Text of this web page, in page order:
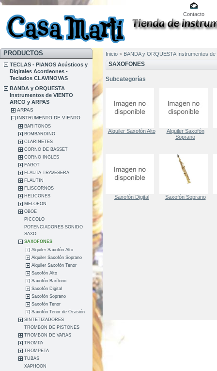
Contacto
PRODUCTOS
TECLAS - PIANOS Acústicos y
Digitales Acordeones -
Teclados CLAVINOVAS
BANDA y ORQUESTA
Instrumentos de VIENTO
ARCO y ARPAS
ARPAS
INSTRUMENTO DE VIENTO
BARITONOS
BOMBARDINO
CLARINETES
CORNO DE BASSET
CORNO INGLES
FAGOT
FLAUTA TRAVESERA
FLAUTIN
FLISCORNOS
HELICONES
MELOFON
OBOE
PICCOLO
POTENCIADORES SONIDO
SAXO
SAXOFONES
Alquiler Saxofón Alto
Alquiler Saxofón Soprano
Alquiler Saxofón Tenor
Saxofón Alto
Saxofón Barítono
Saxofón Digital
Saxofón Soprano
Saxofón Tenor
Saxofón Tenor de Ocasión
SINTETIZADORES
TROMBON DE PISTONES
TROMBON DE VARAS
TROMPA
TROMPETA
TUBAS
XAPHOON
Inicio > BANDA y ORQUESTA Instrumentos
SAXOFONES
Subcategorías
Alquiler Saxofón Alto
Alquiler Saxofón
Soprano
Saxofón Digital Saxofón Soprano